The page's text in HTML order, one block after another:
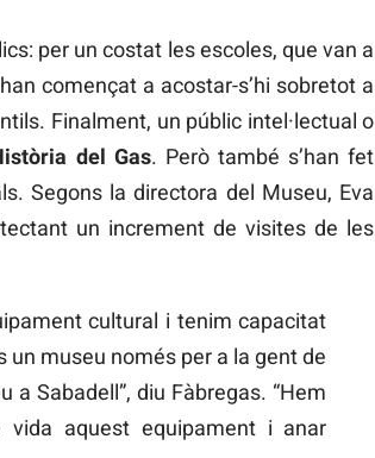
per un costat les escoles, que van a
començat a acostar-s’hi sobretot a
Finalment, un públic intel·lectual o
del Gas. Però també s’han fet
Segons la directora del Museu, Eva
un increment de visites de les
cultural i tenim capacitat
un museu només per a la gent de
a Sabadell”, diu Fàbregas. “Hem
aquest equipament i anar